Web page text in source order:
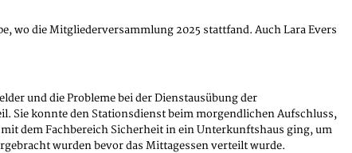
wo die Mitgliederversammlung 2025 stattfand. Auch Lara Evers
und die Probleme bei der Dienstausübung der
Sie konnte den Stationsdienst beim morgendlichen Aufschluss,
dem Fachbereich Sicherheit in ein Unterkunftshaus ging, um
wurden bevor das Mittagessen verteilt wurde.